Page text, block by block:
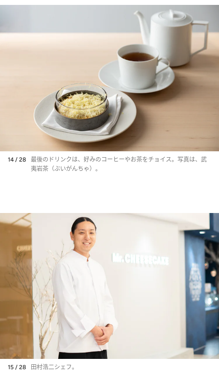
14 / 28
最後のドリンクは、好みのコーヒーやお茶をチョイス。写真は、武
夷岩茶（ぶいがんちゃ）。
15 / 28 田村浩二シェフ。